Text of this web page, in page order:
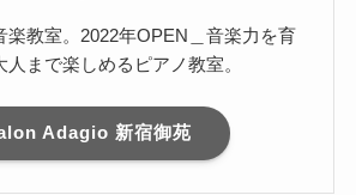
楽教室。2022年OPEN＿音楽力を育
まで楽しめるピアノ教室。
Adagio 新宿御苑